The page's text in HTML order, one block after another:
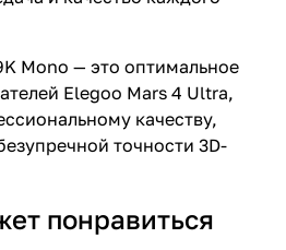
Mono — это оптимальное
Elegoo Mars 4 Ultra,
качеству,
точности 3D-
понравиться